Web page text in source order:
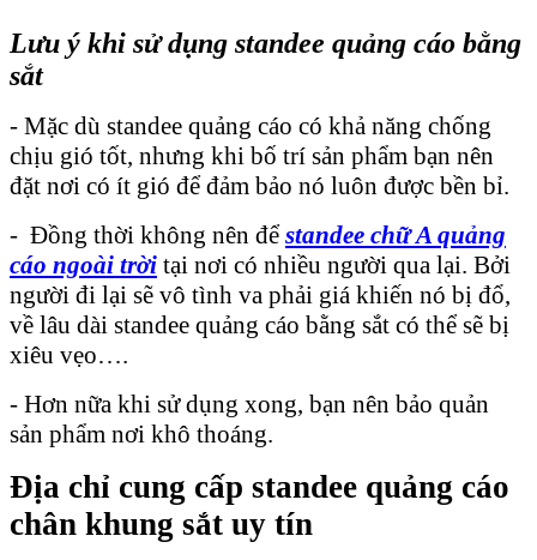
Lưu ý khi sử dụng standee quảng cáo bằng
sắt
- Mặc dù standee quảng cáo có khả năng chống
chịu gió tốt, nhưng khi bố trí sản phẩm bạn nên
đặt nơi có ít gió để đảm bảo nó luôn được bền bỉ.
- Đồng thời không nên đểstandee chữ A quảng
cáo ngoài trời tại nơi có nhiều người qua lại. Bởi
người đi lại sẽ vô tình va phải giá khiến nó bị đổ,
về lâu dài standee quảng cáo bằng sắt có thể sẽ bị
xiêu vẹo….
- Hơn nữa khi sử dụng xong, bạn nên bảo quản
sản phẩm nơi khô thoáng.
Địa chỉ cung cấp standee quảng cáo
chân khung sắt uy tín